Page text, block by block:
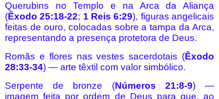
Querubins no Templo e na Arca da Aliança
(Êxodo 25:18-22; 1 Reis 6:29), figuras angelicais
feitas de ouro, colocadas sobre a tampa da Arca,
representando a presença protetora de Deus.
Romãs e flores nas vestes sacerdotais (Êxodo
28:33-34) — arte têxtil com valor simbólico.
Serpente de bronze (Números 21:8-9) —
imagem feita por ordem de Deus para que, ao